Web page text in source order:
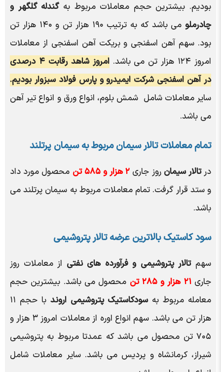
بودیم. بیشترین حجم معاملات مربوط بهگندله گلگهر و
چادرملو
می باشد که به ترتیب ۱۹۰ هزار تن و ۱۴۰ هزار تن
بود. سهم آهن اسفنجی و بریکت آهن اسفنجی از معاملات
امروز ۱۲۴ هزار تن می باشد.
امروز شاهد رقابت ۴ درصدی
در آهن اسفنجی شرکت ایمیدرو و پارس فولاد سبزوار بودیم.
سایر معاملات شامل شمش بلوم، انواع ورق و انواع تیر آهن
می باشد.
تمام معاملات تالار سیمان مربوط به سیمان پرتلند
درتالار سیمان روز جاری ۲ هزار و ۵۸۵ تن
محصول مورد داد
و ستد قرار گرفت. تمام معاملات مربوط به سیمان پرتلند می
باشد.
سود کاستیک بالاترین عرضه تالار پتروشیمی
سهمتالار پتروشیمی و فرآورده های نفتی از معاملات روز
جاری ۲۱ هزار و ۲۸۵ تن
محصول می باشد. بیشترین حجم
معامله مربوط بهسودکاستیک پتروشیمی اروند
با حجم ۱۱
هزار تن می باشد. سهم انواع اوره از معاملات امروز ۳ هزار و
۷۰۵ تن محصول می باشد که عمدتا مربوط به پتروشیمی
شیراز، کرمانشاه و پردیس می باشد. سایر معاملات شامل